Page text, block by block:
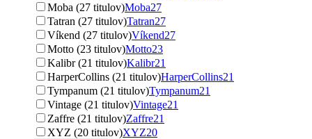
Moba (27 titulov)Moba27
Tatran (27 titulov)Tatran27
Víkend (27 titulov)Víkend27
Motto (23 titulov)Motto23
Kalibr (21 titulov)Kalibr21
HarperCollins (21 titulov)HarperCollins21
Tympanum (21 titulov)Tympanum21
Vintage (21 titulov)Vintage21
Zaffre (21 titulov)Zaffre21
XYZ (20 titulov)XYZ20